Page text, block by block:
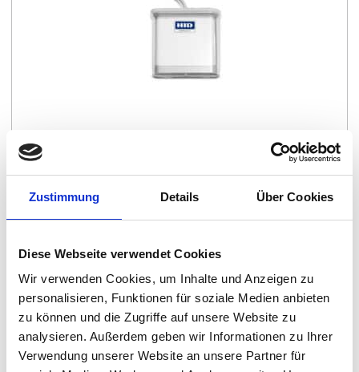
Zustimmung Details Über Cookies
Diese Webseite verwendet Cookies
Wir verwenden Cookies, um Inhalte und Anzeigen zu
personalisieren, Funktionen für soziale Medien anbieten
zu können und die Zugriffe auf unsere Website zu
analysieren. Außerdem geben wir Informationen zu Ihrer
Verwendung unserer Website an unsere Partner für
HID OMNIKEY 5022 IP67 Contactless